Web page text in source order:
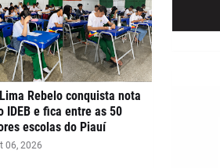
Rebelo conquista nota
IDEB e fica entre as 50
escolas do Piauí
06, 2026